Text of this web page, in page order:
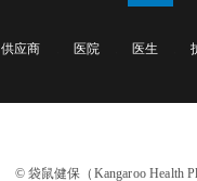
供应商 医院 医生
© 袋鼠健保（Kangaroo Health